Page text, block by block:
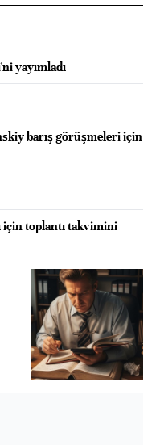
yayımladı
barış görüşmeleri için
için toplantı takvimini